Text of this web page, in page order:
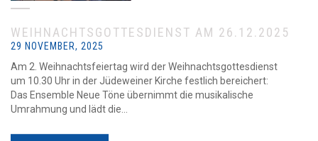
WEIHNACHTSGOTTESDIENST AM 26.12.2025
29 NOVEMBER, 2025
Am 2. Weihnachtsfeiertag wird der Weihnachtsgottesdienst
um 10.30 Uhr in der Jüdeweiner Kirche festlich bereichert:
Das Ensemble Neue Töne übernimmt die musikalische
Umrahmung und lädt die...